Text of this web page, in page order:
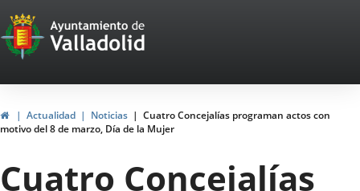
Portal
Web
del
Ayuntamiento
de
Valladolid
InicioActualidad Noticias
Cuatro Concejalías programan actos con
motivo del 8 de marzo, Día de la Mujer
Cuatro Concejalías